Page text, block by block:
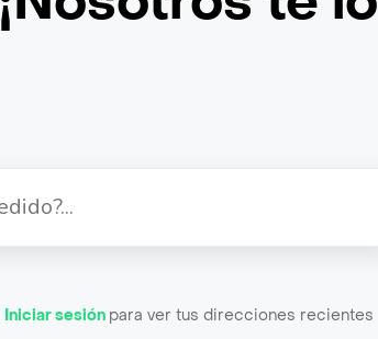
Iniciar sesión para ver tus direcciones recientes